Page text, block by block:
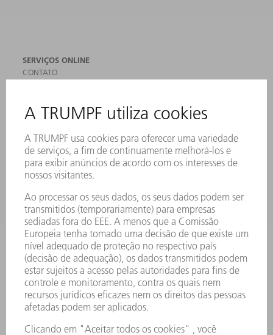
SERVIÇOS ONLINE
CONTATO
ASSINATURA DA NEWSLETTER
MYTRUMPF
FICHAS DE DADOS DE SEGURANÇA
PRODUTOS
MÁQUINAS & SISTEMAS
LASER
FERRAMENTAS ELÉTRICAS
SMART FACTORY
SOFTWARE
SERVIÇOS
APLICAÇÕES
SETORES
EMPRESA
CARREIRA
OFERTAS DE EMPREGO
PERFIL DA EMPRESA
RELATÓRIO FINANCEIRO ANUAL